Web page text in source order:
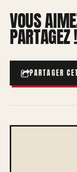
VOUS
PARTAGEZ !
PARTAGER